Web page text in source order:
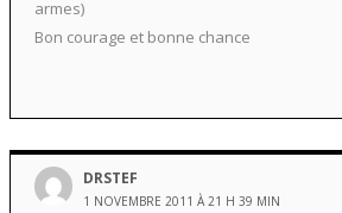
armes)
Bon courage et bonne chance
DRSTEF
1 NOVEMBRE 2011 À 21 H 39 MIN